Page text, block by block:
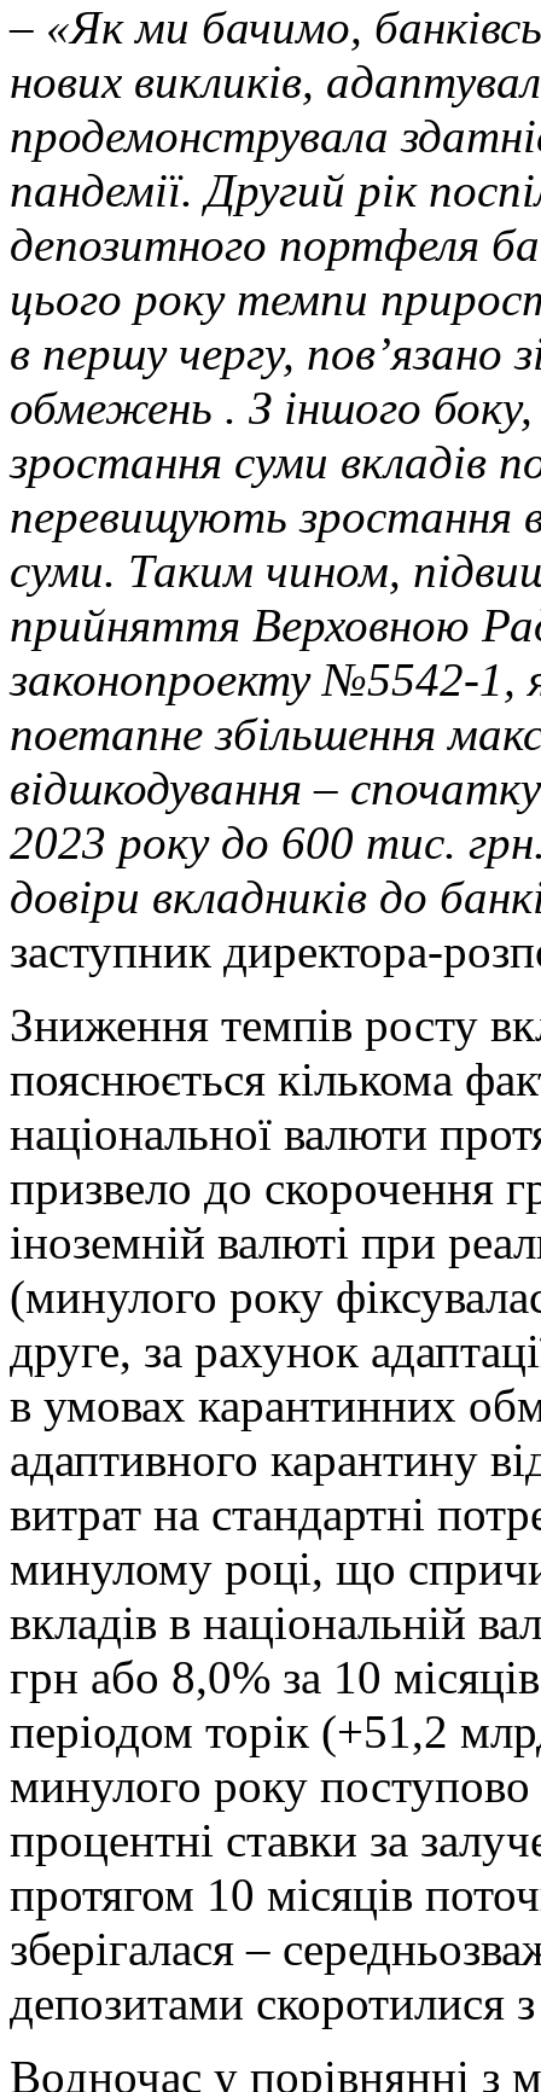
– «Як ми бачимо,
нових викликів,
продемонструвала
пандемії. Другий рік
депозитного портфеля
цього року темпи
в першу чергу, пов’язано
обмежень . З іншого
зростання суми вкладів
перевищують зростання
суми. Таким чином,
прийняття Верховною
законопроекту №5542-1,
поетапне збільшення
відшкодування –
2023 року до 600 тис.
довіри вкладників до
заступник директора-
Зниження темпів росту
пояснюється кількома
національної валюти
призвело до скорочення
іноземній валюті при
(минулого року
друге, за рахунок
в умовах карантинних
адаптивного карантину
витрат на стандартні
минулому році, що
вкладів в національній
грн або 8,0% за 10
періодом торік (+51,2
минулого року поступово
процентні ставки за
протягом 10 місяців
зберігалася –
депозитами скоротилися
Водночас у порівнянні з